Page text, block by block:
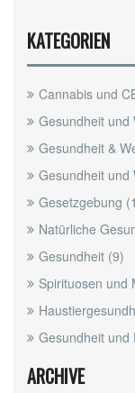
KATEGORIEN
Cannabis und
Gesundheit und
Gesundheit &
Gesundheit und
Gesetzgebung
Natürliche
Gesundheit (9)
Spirituosen und
Gesundheit und
ARCHIVE